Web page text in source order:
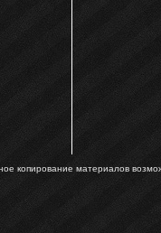
копирование материалов